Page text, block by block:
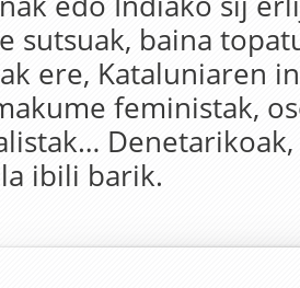
sutsuak, baina
ere, Kataluniaren
feministak,
ibili barik.